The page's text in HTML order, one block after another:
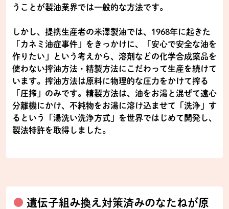
うことが製油業界では一般的な方法です。
しかし、提携生産者の米澤製油では、1968年に起きた
「カネミ油症事件」をきっかけに、「安心で安全な油を
作りたい」という考えから、溶剤などの化学合成薬品を
使わない搾油方法・精製方法にこだわって生産を続けて
います。搾油方法は原料に物理的な圧力をかけて搾る
「圧搾」のみです。精製方法は、油をお湯と混ぜて遠心
分離機にかけ、不純物をお湯に溶け込ませて「洗浄」す
るという「湯洗い洗浄方式」を世界ではじめて開発し、
製法特許を取得しました。
遺伝子組み換え対策済みのなたねが原